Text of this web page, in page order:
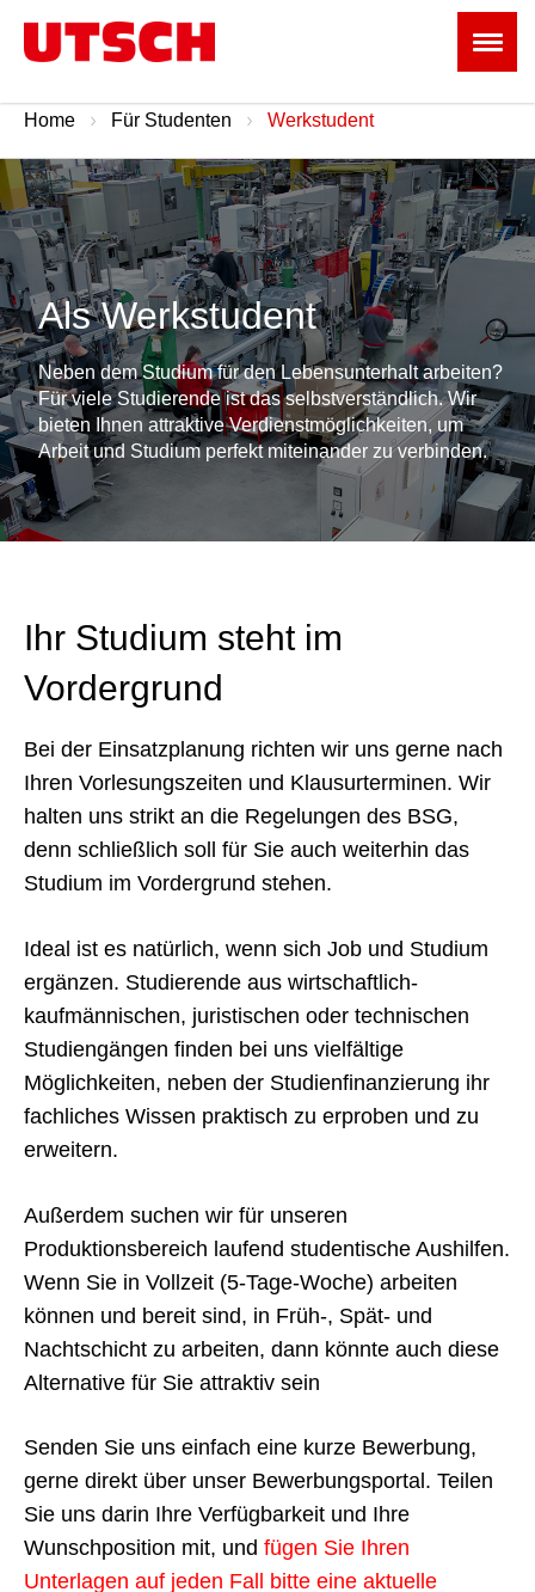
Home Für Studenten Werkstudent
Als Werkstudent
Neben dem Studium für den Lebensunterhalt arbeiten?
Für viele Studierende ist das selbstverständlich. Wir
bieten Ihnen attraktive Verdienstmöglichkeiten, um
Arbeit und Studium perfekt miteinander zu verbinden.
Ihr Studium steht im
Vordergrund
Bei der Einsatzplanung richten wir uns gerne nach
Ihren Vorlesungszeiten und Klausurterminen. Wir
halten uns strikt an die Regelungen des BSG,
denn schließlich soll für Sie auch weiterhin das
Studium im Vordergrund stehen.
Ideal ist es natürlich, wenn sich Job und Studium
ergänzen. Studierende aus wirtschaftlich-
kaufmännischen, juristischen oder technischen
Studiengängen finden bei uns vielfältige
Möglichkeiten, neben der Studienfinanzierung ihr
fachliches Wissen praktisch zu erproben und zu
erweitern.
Außerdem suchen wir für unseren
Produktionsbereich laufend studentische Aushilfen.
Wenn Sie in Vollzeit (5-Tage-Woche) arbeiten
können und bereit sind, in Früh-, Spät- und
Nachtschicht zu arbeiten, dann könnte auch diese
Alternative für Sie attraktiv sein
Senden Sie uns einfach eine kurze Bewerbung,
gerne direkt über unser Bewerbungsportal. Teilen
Sie uns darin Ihre Verfügbarkeit und Ihre
Wunschposition mit, und fügen Sie Ihren
Unterlagen auf jeden Fall bitte eine aktuelle